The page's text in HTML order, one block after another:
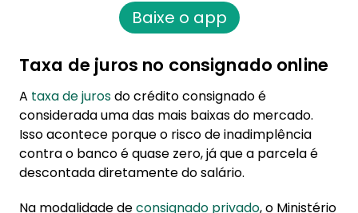
Baixe o app
Taxa de juros no consignado online
A taxa de jurosdo crédito consignado é
considerada uma das mais baixas do mercado.
Isso acontece porque o risco de inadimplência
contra o banco é quase zero, já que a parcela é
descontada diretamente do salário.
Na modalidade deconsignado privado, o Ministério